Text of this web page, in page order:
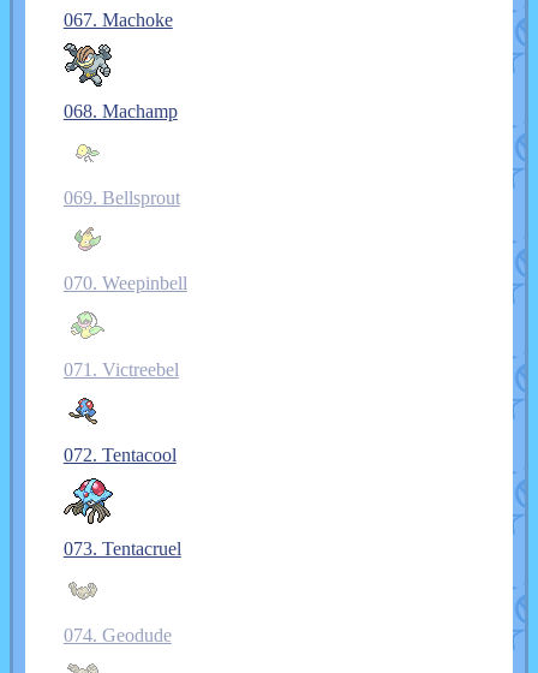
067. Machoke
068. Machamp
069. Bellsprout
070. Weepinbell
071. Victreebel
072. Tentacool
073. Tentacruel
074. Geodude